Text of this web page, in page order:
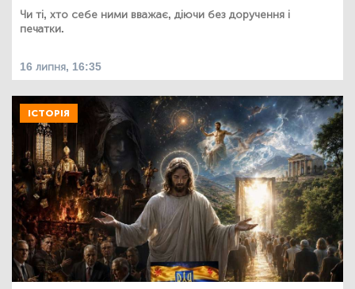
Чи ті, хто себе ними вважає, діючи без доручення і
печатки.
16 липня, 16:35
ІСТОРІЯ